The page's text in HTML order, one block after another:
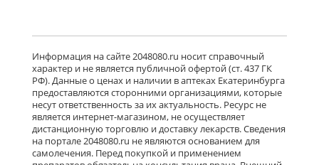
Информация на сайте 2048080.ru носит справочный
характер и не является публичной офертой (ст. 437 ГК
РФ). Данные о ценах и наличии в аптеках Екатеринбурга
предоставляются сторонними организациями, которые
несут ответственность за их актуальность. Ресурс не
является интернет-магазином, не осуществляет
дистанционную торговлю и доставку лекарств. Сведения
на портале 2048080.ru не являются основанием для
самолечения. Перед покупкой и применением